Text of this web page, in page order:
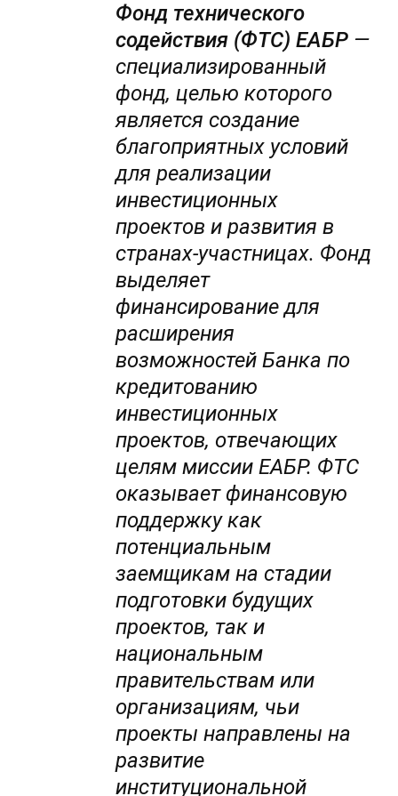
Фонд технического
содействия (ФТС) ЕАБР —
специализированный
фонд, целью которого
является создание
благоприятных условий
для реализации
инвестиционных
проектов и развития в
странах-участницах. Фонд
выделяет
финансирование для
расширения
возможностей Банка по
кредитованию
инвестиционных
проектов, отвечающих
целям миссии ЕАБР. ФТС
оказывает финансовую
поддержку как
потенциальным
заемщикам на стадии
подготовки будущих
проектов, так и
национальным
правительствам или
организациям, чьи
проекты направлены на
развитие
институциональной